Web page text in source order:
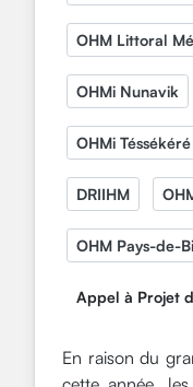
OHM Littoral
OHMi Nunavik
OHMi Téssékéré
DRIIHM
OHM Pays-de-
Appel à Projet
En raison du